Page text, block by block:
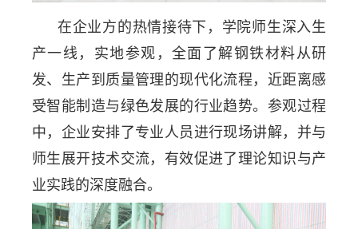
在企业方的热情接待下，学院师生深入生
产一线，实地参观，全面了解钢铁材料从研
发、生产到质量管理的现代化流程，近距离感
受智能制造与绿色发展的行业趋势。参观过程
中，企业安排了专业人员进行现场讲解，并与
师生展开技术交流，有效促进了理论知识与产
业实践的深度融合。